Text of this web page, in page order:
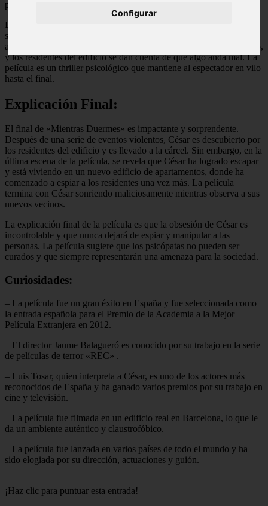
Configurar
ponen en peligro la vida de todos.
La película es una exploración de la mente de un psicópata y cómo
su obsesión puede llevarlo a cometer actos terribles. La tensión
aumenta a medida que César se vuelve más desesperado y peligroso,
y los residentes del edificio se dan cuenta de que algo anda mal. La
película es un thriller psicológico que mantiene al espectador en vilo
hasta el final.
Explicación Final:
El final de «Mientras Duermes» es impactante y sorprendente.
Después de una serie de eventos violentos, César es descubierto por
los residentes del edificio y es llevado a la cárcel. Sin embargo, en la
última escena de la película, se revela que César ha logrado escapar
y está viviendo en un nuevo edificio de apartamentos, donde ha
comenzado a espiar a los residentes una vez más. La película
termina con César sonriendo maliciosamente mientras observa a sus
nuevos vecinos.
La explicación final de la película es que la obsesión de César es
incontrolable y que nunca dejará de espiar y manipular a las
personas. La película sugiere que los psicópatas no pueden ser
curados y que siempre representarán una amenaza para la sociedad.
Curiosidades:
– La película fue un gran éxito en España y fue seleccionada como
la entrada española para el Premio de la Academia a la Mejor
Película Extranjera en 2012.
– El director Jaume Balagueró es conocido por su trabajo en la serie
de películas de terror «REC» .
– Luis Tosar, quien interpreta a César, es uno de los actores más
reconocidos de España y ha ganado varios premios por su trabajo en
cine y televisión.
– La película fue filmada en un edificio real en Barcelona, lo que le
da un ambiente auténtico y claustrofóbico.
– La película fue lanzada en varios países de todo el mundo y ha
sido elogiada por su dirección, actuaciones y guión.
¡Haz clic para puntuar esta entrada!